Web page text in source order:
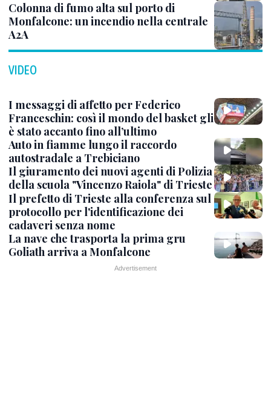
Colonna di fumo alta sul porto di
Monfalcone: un incendio nella centrale
A2A
VIDEO
I messaggi di affetto per Federico
Franceschin: così il mondo del basket gli
è stato accanto fino all’ultimo
Auto in fiamme lungo il raccordo
autostradale a Trebiciano
Il giuramento dei nuovi agenti di Polizia
della scuola "Vincenzo Raiola" di Trieste
Il prefetto di Trieste alla conferenza sul
protocollo per l'identificazione dei
cadaveri senza nome
La nave che trasporta la prima gru
Goliath arriva a Monfalcone